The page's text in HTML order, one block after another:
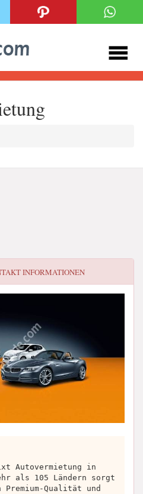
INFORMATIONEN
Autovermietung in
als 105 Ländern sorgt
Qualität und